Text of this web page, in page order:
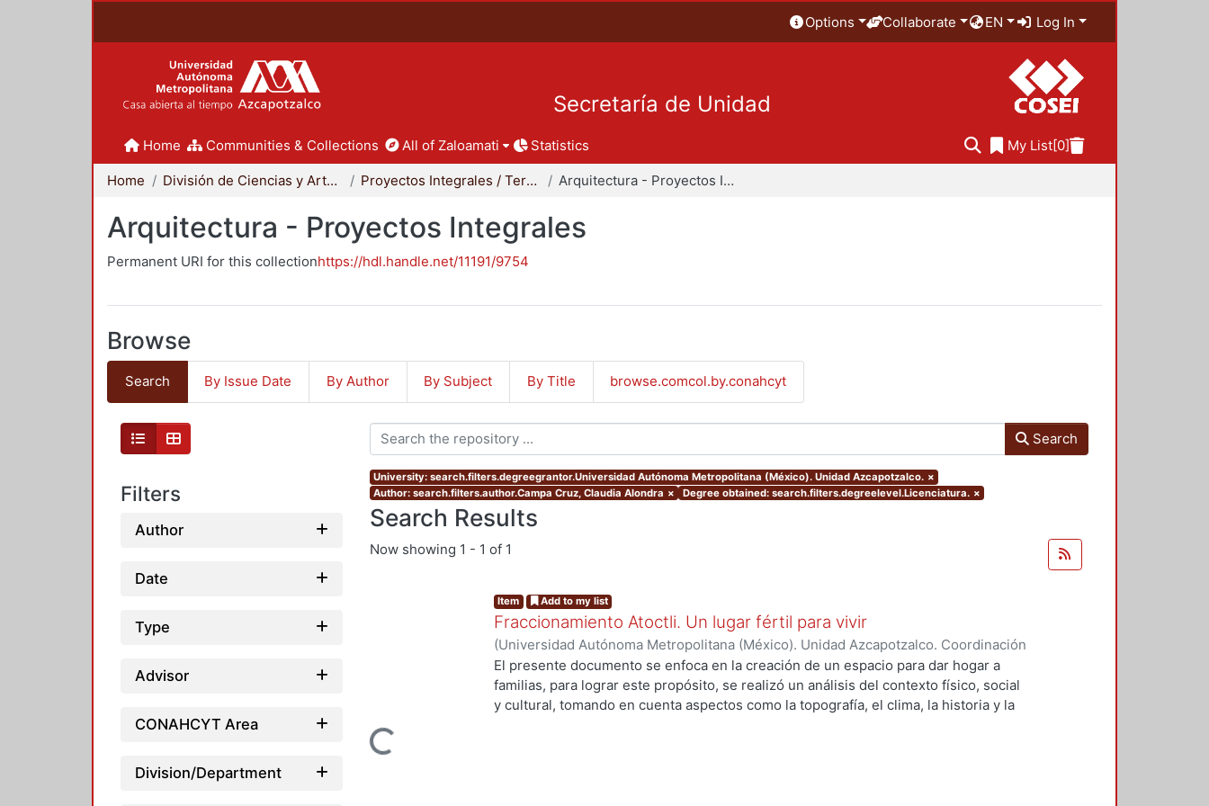
Options Collaborate EN Log In
Secretaría de Unidad
Home Communities & Collections All of Zaloamati Statistics My List[0]
Home División de Ciencias y Artes para el Diseño Proyectos Integrales / Terminales - Licenciatura Arquitectura - Proyectos Integrales
Arquitectura - Proyectos Integrales
Permanent URI for this collectionhttps://hdl.handle.net/11191/9754
Browse
Search By Issue Date By Author By Subject By Title browse.comcol.by.conahcyt
Filters
Author
Date
Type
Advisor
CONAHCYT Area
Division/Department
Search
University: search.filters.degreegrantor.Universidad Autónoma Metropolitana (México). Unidad Azcapotzalco. ×
Author: search.filters.author.Campa Cruz, Claudia Alondra × Degree obtained: search.filters.degreelevel.Licenciatura. ×
Search Results
Now showing 1 - 1 of 1
Loading...
Item Add to my list
Fraccionamiento Atoctli. Un lugar fértil para vivir
(Universidad Autónoma Metropolitana (México). Unidad Azcapotzalco. Coordinación
de Servicios de Información.,2023-06-30)Campa Cruz, Claudia Alondra;Arce
Lozada, Jazmín Adriana; Chávez Jiménez, Marisol
El presente documento se enfoca en la creación de un espacio para dar hogar a
familias, para lograr este propósito, se realizó un análisis del contexto físico, social
y cultural, tomando en cuenta aspectos como la topografía, el clima, la historia y la